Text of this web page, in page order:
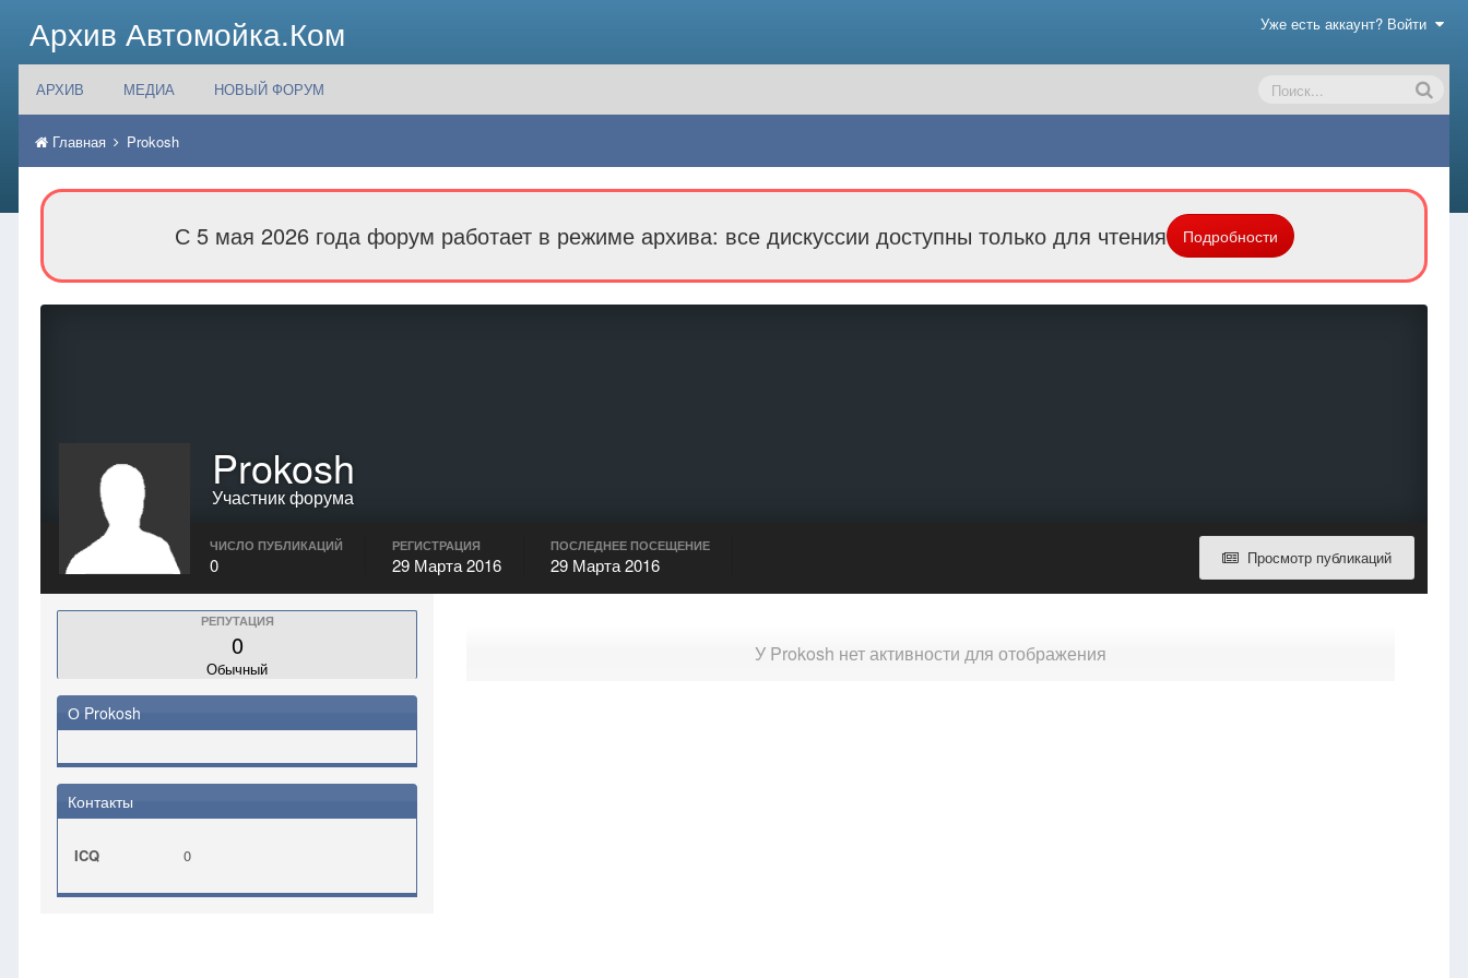
Архив Автомойка.Ком Уже есть аккаунт? Войти
АРХИВ МЕДИА НОВЫЙ ФОРУМ
Главная Prokosh
С 5 мая 2026 года форум работает в режиме архива: все дискуссии доступны только для чтения Подробности
Prokosh
Участник форума
Просмотр публикаций
ЧИСЛО ПУБЛИКАЦИЙ
0
РЕГИСТРАЦИЯ
29 Марта 2016
ПОСЛЕДНЕЕ ПОСЕЩЕНИЕ
29 Марта 2016
РЕПУТАЦИЯ
0
Обычный
О Prokosh
Контакты
ICQ 0
У Prokosh нет активности для отображения